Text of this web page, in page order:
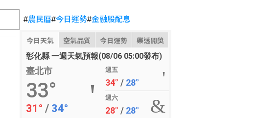
#農民曆#今日運勢#金融股配息
今日天氣 空氣品質 今日運勢 樂透開獎
彰化縣 一週天氣預報(08/06 05:00發布)
臺北市
33°
31° / 34°
週五
34° / 28°
週六
28° / 28°